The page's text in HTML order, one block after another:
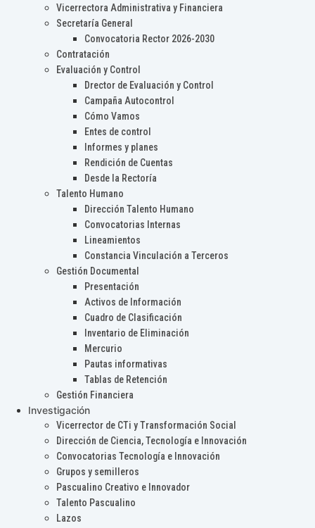
Vicerrectora Administrativa y Financiera
Secretaría General
Convocatoria Rector 2026-2030
Contratación
Evaluación y Control
Drector de Evaluación y Control
Campaña Autocontrol
Cómo Vamos
Entes de control
Informes y planes
Rendición de Cuentas
Desde la Rectoría
Talento Humano
Dirección Talento Humano
Convocatorias Internas
Lineamientos
Constancia Vinculación a Terceros
Gestión Documental
Presentación
Activos de Información
Cuadro de Clasificación
Inventario de Eliminación
Mercurio
Pautas informativas
Tablas de Retención
Gestión Financiera
Investigación
Vicerrector de CTi y Transformación Social
Dirección de Ciencia, Tecnología e Innovación
Convocatorias Tecnología e Innovación
Grupos y semilleros
Pascualino Creativo e Innovador
Talento Pascualino
Lazos